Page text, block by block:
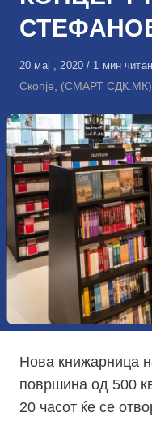
Објавено
на
20 мај , 2020 1 мин
Скопје, (СМАРТ СДК.МК)
Нова книжарница
површина од 500
20 часот ќе се